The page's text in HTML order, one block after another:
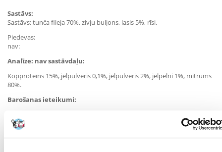
Sastāvs:
Sastāvs: tunča fileja 70%, zivju buljons, lasis 5%, rīsi.
Piedevas:
nav:
Analīze: nav sastāvdaļu:
Kopproteīns 15%, jēlpulveris 0,1%, jēlpulveris 2%, jēlpelni 1%, mitrums
80%.
Barošanas ieteikumi:
līdz 3 kg 1 kārba
3-5 kg 2 kārbas